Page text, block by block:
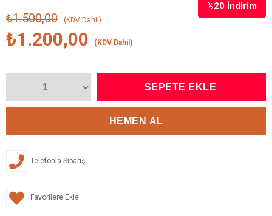
%20 İndirim
₺1.500,00 (KDV Dahil)
₺1.200,00 (KDV Dahil)
Telefonla Sipariş
Favorilere Ekle